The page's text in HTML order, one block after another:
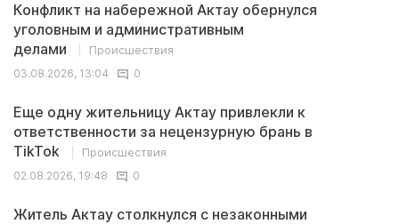
Конфликт на набережной Актау обернулся
уголовным и административным
делами
Происшествия
03.08.2026, 13:04
0
Еще одну жительницу Актау привлекли к
ответственности за нецензурную брань в
TikTok
Происшествия
02.08.2026, 19:48
0
Житель Актау столкнулся с незаконными